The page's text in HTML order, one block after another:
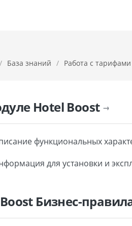
/ База знаний / Работа с тарифами
Hotel Boost →
функциональных
для установки и
Бизнес-